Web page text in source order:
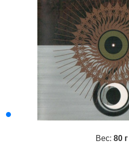
Вес: 80 г